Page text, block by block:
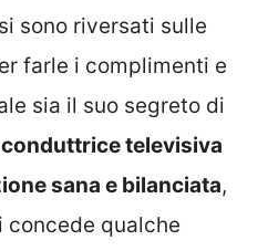
sono riversati sulle
farle i complimenti e
sia il suo segreto di
conduttrice televisiva
sana e bilanciata,
concede qualche